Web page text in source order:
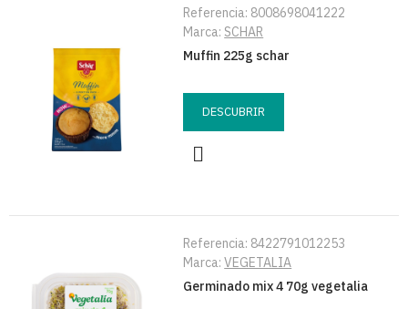
Referencia: 8008698041222
Marca: SCHAR
Muffin 225g schar
DESCUBRIR
Referencia: 8422791012253
Marca:VEGETALIA
Germinado mix 4 70g vegetalia